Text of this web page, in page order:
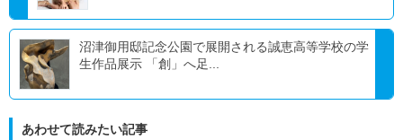
沼津御用邸記念公園で展開される誠恵高等学校の学
生作品展示 「創」へ足...
あわせて読みたい記事